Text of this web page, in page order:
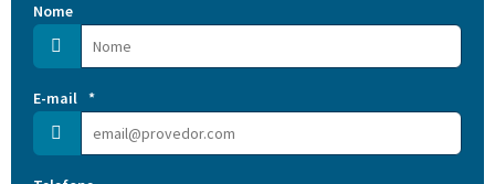
Nome
E-mail *